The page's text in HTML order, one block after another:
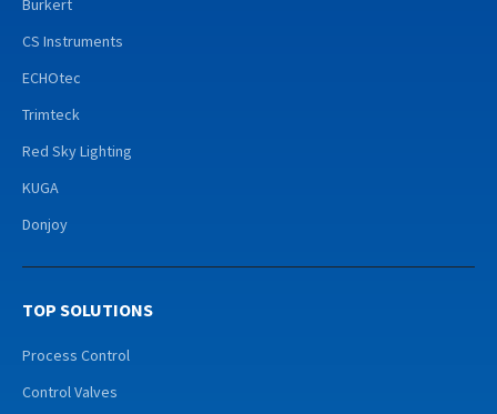
Burkert
CS Instruments
ECHOtec
Trimteck
Red Sky Lighting
KUGA
Donjoy
TOP SOLUTIONS
Process Control
Control Valves